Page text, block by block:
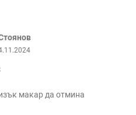
макар да отмина